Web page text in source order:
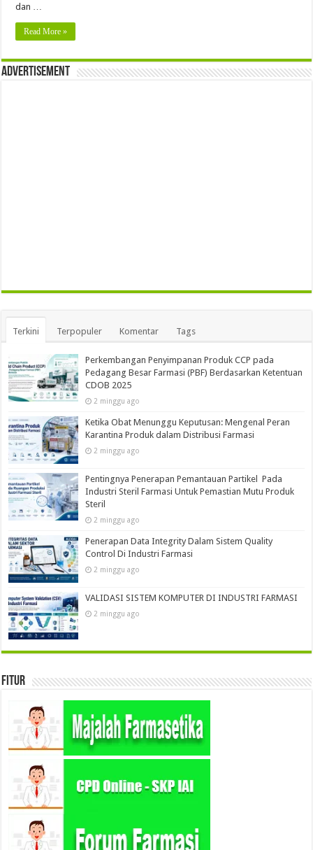
dan …
Read More »
Advertisement
Terkini Terpopuler Komentar Tags
Perkembangan Penyimpanan Produk CCP pada
Pedagang Besar Farmasi (PBF) Berdasarkan Ketentuan
CDOB 2025
2 minggu ago
Ketika Obat Menunggu Keputusan: Mengenal Peran
Karantina Produk dalam Distribusi Farmasi
2 minggu ago
Pentingnya Penerapan Pemantauan Partikel Pada
Industri Steril Farmasi Untuk Pemastian Mutu Produk
Steril
2 minggu ago
Penerapan Data Integrity Dalam Sistem Quality
Control Di Industri Farmasi
2 minggu ago
VALIDASI SISTEM KOMPUTER DI INDUSTRI FARMASI
2 minggu ago
Fitur